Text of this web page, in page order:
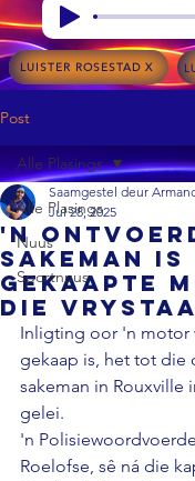
LUISTER ROSESTAD X
Post
Alle Plasings
Nuus
Sportnuus
Alle Plasings
'n
sakeman is
gekaapte
die
Saamgestel deur
Jul 28, 2025
Inligting oor 'n motor
gekaap is, het tot die
sakeman in Rouxville
gelei.
'n
Roelofse, sê ná die